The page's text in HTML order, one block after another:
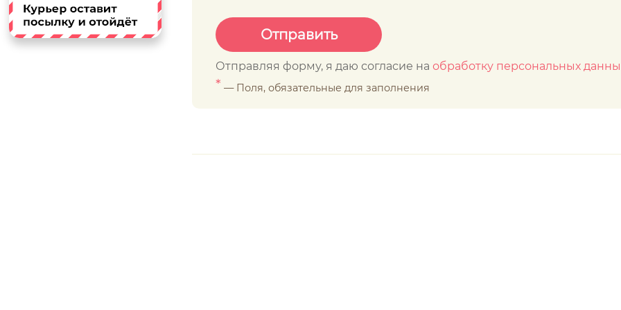
Отправляя форму, я даю согласие наобработку персональных
* — Поля, обязательные для заполнения